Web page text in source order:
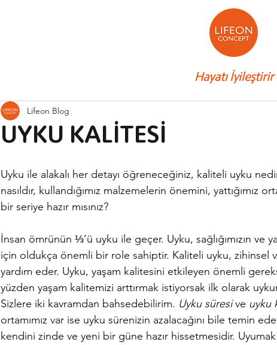
UYKU KALİTESİ
Lifeon Blog
Uyku ile alakalı her detayı öğreneceğiniz, kaliteli uyku
nasıldır, kullandığımız malzemelerin önemini, yattığımız
bir seriye hazır mısınız?
İnsan ömrünün ⅓’ü uyku ile geçer. Uyku, sağlığımızın ve
için oldukça önemli bir role sahiptir. Kaliteli uyku, zihinsel ve
yardım eder. Uyku, yaşam kalitesini etkileyen önemli
yüzden yaşam kalitemizi arttırmak istiyorsak ilk olarak
Sizlere iki kavramdan bahsedebilirim. Uyku süresi ve uyku
ortamımız var ise uyku sürenizin azalacağını bile temin
kendini zinde ve yeni bir güne hazır hissetmesidir.
Hayatı İyileştirir